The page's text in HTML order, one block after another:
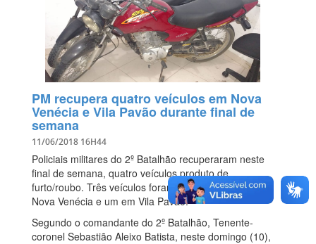
PM recupera quatro veículos em Nova
Venécia e Vila Pavão durante final de
semana
11/06/2018 16H44
Policiais militares do 2º Batalhão recuperaram neste
final de semana, quatro veículos produto de
furto/roubo. Três veículos foram recuperados em
Nova Venécia e um em Vila Pavão.
Segundo o comandante do 2º Batalhão, Tenente-
coronel Sebastião Aleixo Batista, neste domingo (10),